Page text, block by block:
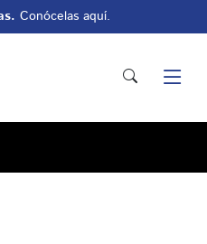
Conócelas aquí.